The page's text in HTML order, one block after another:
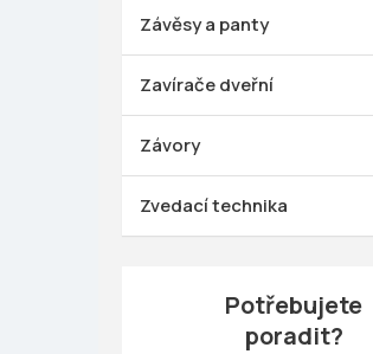
Závěsy a panty
Zavírače dveřní
Závory
Zvedací technika
Potřebujete
poradit?